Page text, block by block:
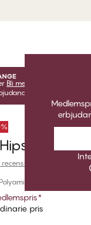
Bli medlem
gratis för att
Klubbpriser är
String
*
pris